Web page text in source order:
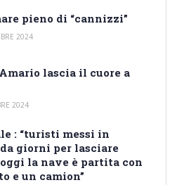
pieno di “cannizzi”
2024
lascia il cuore a
2024
: “turisti messi in
giorni per lasciare
la nave è partita con
e un camion”